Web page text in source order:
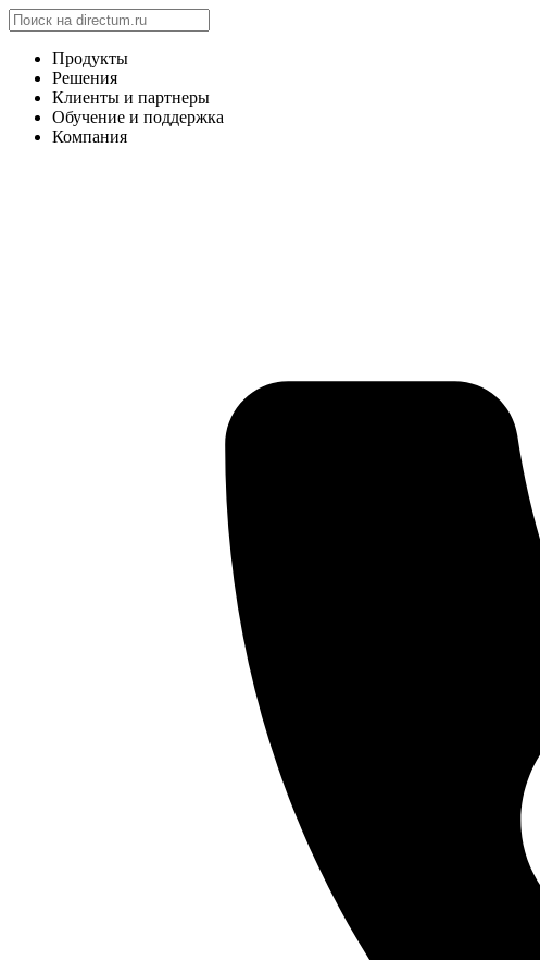
Продукты
Решения
Клиенты и партнеры
Обучение и поддержка
Компания